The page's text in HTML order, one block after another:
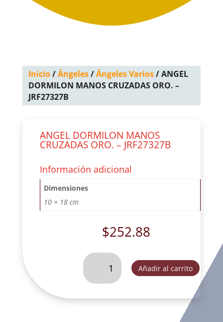
Inicio/Ángeles/Ángeles Varios/ ANGEL
DORMILON MANOS CRUZADAS ORO. –
JRF27327B
ANGEL DORMILON MANOS
CRUZADAS ORO. – JRF27327B
Información adicional
Dimensiones
10 × 18 cm
$252.88
ANGEL
DORMILON
MANOS
ORO.
Añadir al carrito